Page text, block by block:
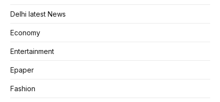
Delhi latest News
Economy
Entertainment
Epaper
Fashion